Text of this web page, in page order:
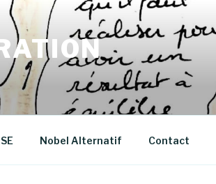
Nobel Alternatif Contact